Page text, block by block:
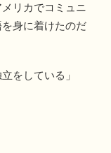
リカでコミュニ
身に着けたのだ
をしている」